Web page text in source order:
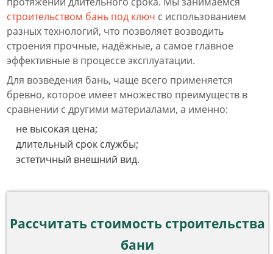
строительством бань под ключ с использованием
разных технологий, что позволяет возводить
строения прочные, надёжные, а самое главное
эффективные в процессе эксплуатации.
Для возведения бань, чаще всего применяется
бревно, которое имеет множество преимуществ в
сравнении с другими материалами, а именно:
не высокая цена;
длительный срок службы;
эстетичный внешний вид.
Рассчитать стоимость строительства
бани